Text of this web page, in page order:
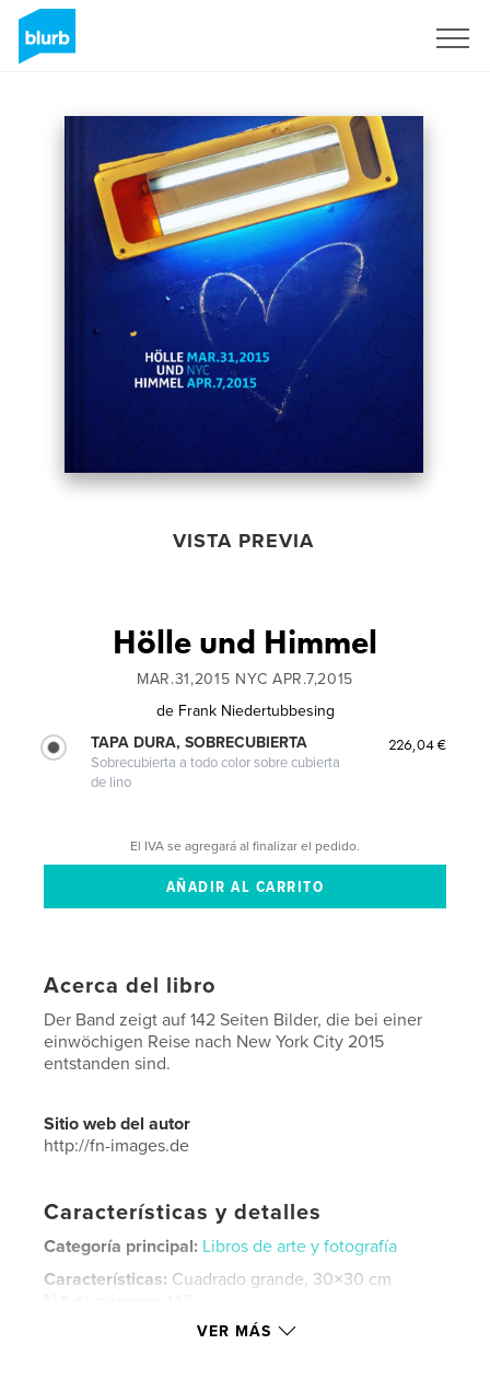
VISTA PREVIA
Hölle und Himmel
MAR.31,2015 NYC APR.7,2015
de Frank Niedertubbesing
TAPA DURA, SOBRECUBIERTA
Sobrecubierta a todo color sobre cubierta
de lino
226,04 €
El IVA se agregará al finalizar el pedido.
Acerca del libro
Der Band zeigt auf 142 Seiten Bilder, die bei einer
einwöchigen Reise nach New York City 2015
entstanden sind.
Sitio web del autor
http://fn-images.de
Características y detalles
Categoría principal: Libros de arte y fotografía
Características: Cuadrado grande, 30×30 cm
Fecha de publicación:abr. 28, 2015
VER MÁS